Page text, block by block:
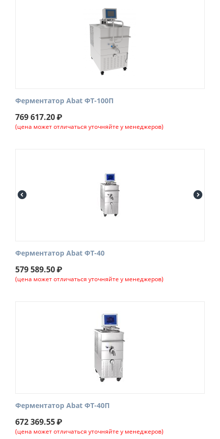
Ферментатор Abat ФТ-100П
769 617.20₽
(цена может отличаться уточняйте у менеджеров)
Ферментатор Abat ФТ-40
579 589.50₽
(цена может отличаться уточняйте у менеджеров)
Ферментатор Abat ФТ-40П
672 369.55₽
(цена может отличаться уточняйте у менеджеров)